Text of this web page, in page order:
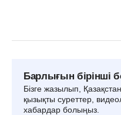
Барлығын бірінші
Бізге жазылып,
қызықты суреттер,
хабардар болыңыз.